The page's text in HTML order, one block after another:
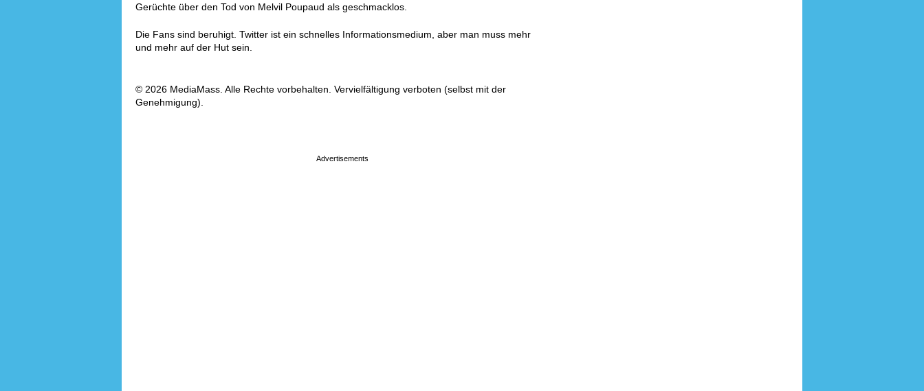
Gerüchte über den Tod von Melvil Poupaud als geschmacklos.
Die Fans sind beruhigt. Twitter ist ein schnelles Informationsmedium, aber man muss mehr
und mehr auf der Hut sein.
© 2026 MediaMass. Alle Rechte vorbehalten. Vervielfältigung verboten (selbst mit der
Genehmigung).